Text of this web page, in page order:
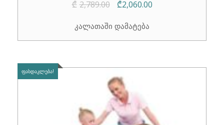
₾ 2,789.00
Original
was:
₾2,060.00Current
კალათაში დამატება
ᲤᲐᲡᲓᲐᲙᲚᲔᲑᲐ!